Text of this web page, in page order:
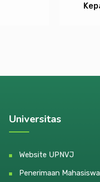
Universitas
Website UPNVJ
Penerimaan